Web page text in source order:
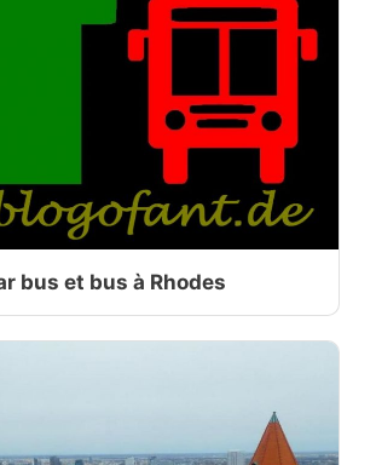
bus et bus à Rhodes